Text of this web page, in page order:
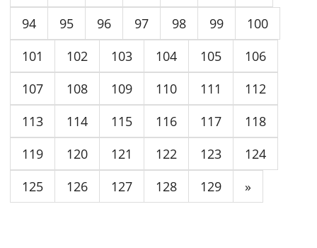
94
95 96 97 98 99
100
101
102 103 104 105
106
107
108 109 110 111
112
113
114 115 116 117
118
119
120 121 122 123
124
125
126 127 128 129 »